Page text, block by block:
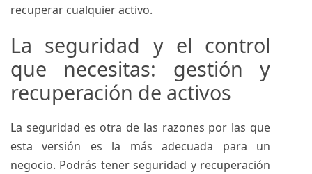
recuperar cualquier activo.
La seguridad y el control
que necesitas: gestión y
recuperación de activos
La seguridad es otra de las razones por las que
esta versión es la más adecuada para un
negocio. Podrás tener seguridad y recuperación